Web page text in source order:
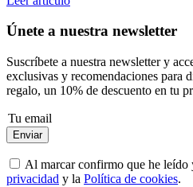
Únete a nuestra newsletter
Suscríbete a nuestra newsletter y
exclusivas y recomendaciones para
regalo, un 10% de descuento en tu
Enviar
Al marcar confirmo que he leído
privacidad y la Política de cookies.